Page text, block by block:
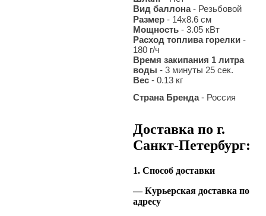
Вид баллона- Резьбовой
Размер - 14х8.6 см
Мощность - 3.05 кВт
Расход топлива горелки -
180 г/ч
Время закипания 1 литра
воды - 3 минуты 25 сек.
Вес - 0.13 кг
Страна Бренда- Россия
Доставка по г.
Санкт-Петербург:
1. Способ доставки
— Курьерская доставка по
адресу